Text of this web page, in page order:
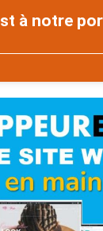
à notre